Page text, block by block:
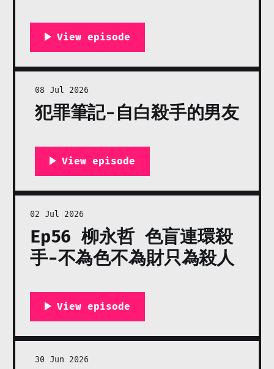
犯罪筆記-自白殺手的男友
08 Jul 2026
Ep56 柳永哲 色盲連環殺
手-不為色不為財只為殺人
02 Jul 2026
30 Jun 2026